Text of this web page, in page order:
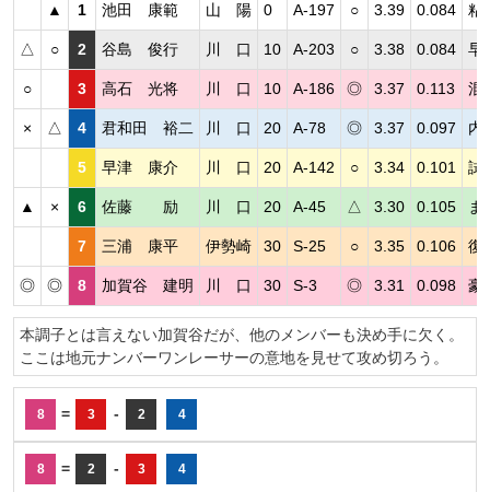
▲ 1 池田 康範 山 陽 0 A-197 ○ 3.39 0.084 粘
△ ○ 2 谷島 俊行 川 口 10 A-203 ○ 3.38 0.084 早
○ 3 高石 光将 川 口 10 A-186 ◎ 3.37 0.113 混
× △ 4 君和田 裕二 川 口 20 A-78 ◎ 3.37 0.097 内
5 早津 康介 川 口 20 A-142 ○ 3.34 0.101 試
▲ × 6 佐藤 励 川 口 20 A-45 △ 3.30 0.105 ま
7 三浦 康平 伊勢崎 30 S-25 ○ 3.35 0.106 復
◎ ◎ 8 加賀谷 建明 川 口 30 S-3 ◎ 3.31 0.098 豪
本調子とは言えない加賀谷だが、他のメンバーも決め手に欠く。
ここは地元ナンバーワンレーサーの意地を見せて攻め切ろう。
8 = 3 - 2 4
8 = 2 - 3 4